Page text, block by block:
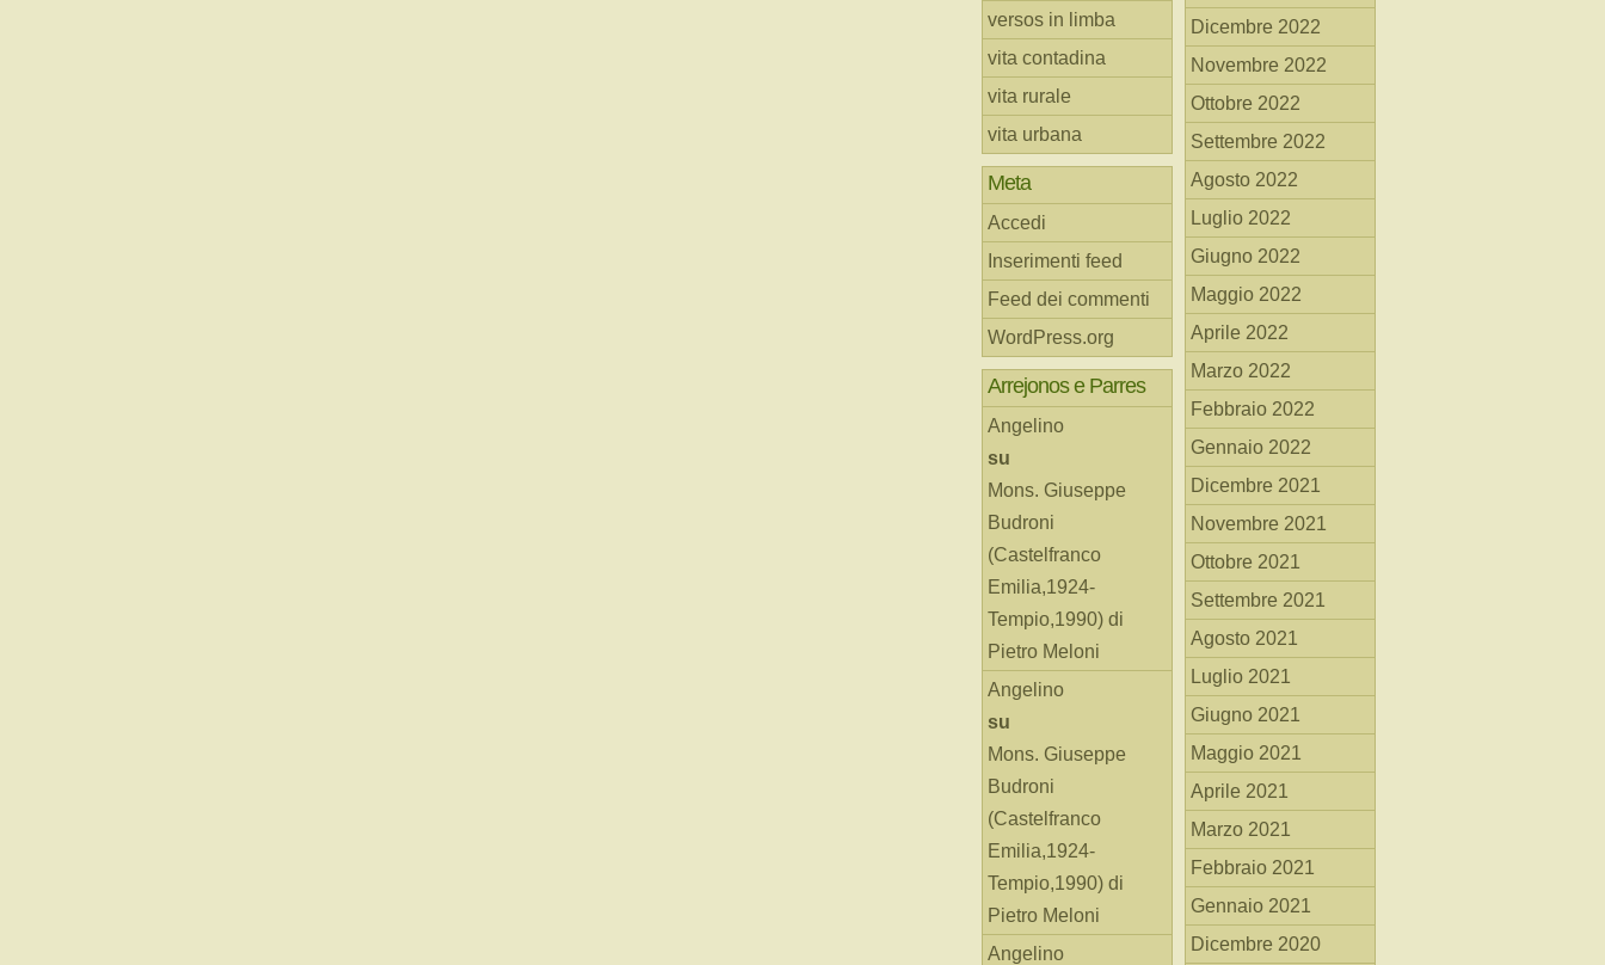
versos in limba
vita contadina
vita rurale
vita urbana
Meta
Accedi
Inserimenti feed
Feed dei commenti
WordPress.org
Arrejonos e Parres
Angelino
su
Mons. Giuseppe
Budroni
(Castelfranco
Emilia,1924-
Tempio,1990) di
Pietro Meloni
Angelino
su
Mons. Giuseppe
Budroni
(Castelfranco
Emilia,1924-
Tempio,1990) di
Pietro Meloni
Angelino
Dicembre 2022
Novembre 2022
Ottobre 2022
Settembre 2022
Agosto 2022
Luglio 2022
Giugno 2022
Maggio 2022
Aprile 2022
Marzo 2022
Febbraio 2022
Gennaio 2022
Dicembre 2021
Novembre 2021
Ottobre 2021
Settembre 2021
Agosto 2021
Luglio 2021
Giugno 2021
Maggio 2021
Aprile 2021
Marzo 2021
Febbraio 2021
Gennaio 2021
Dicembre 2020